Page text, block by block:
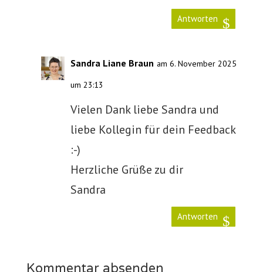
Antworten
Sandra Liane Braun am 6. November 2025
um 23:13
Vielen Dank liebe Sandra und
liebe Kollegin für dein Feedback
:-)
Herzliche Grüße zu dir
Sandra
Antworten
Kommentar absenden